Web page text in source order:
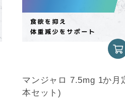
マンジャロ 7.5mg 1か月
本セット)